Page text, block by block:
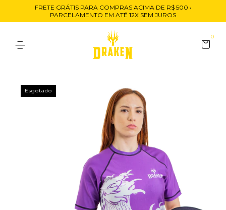
FRETE GRÁTIS PARA COMPRAS ACIMA DE R$ 500 •
PARCELAMENTO EM ATÉ 12X SEM JUROS
0
Esgotado